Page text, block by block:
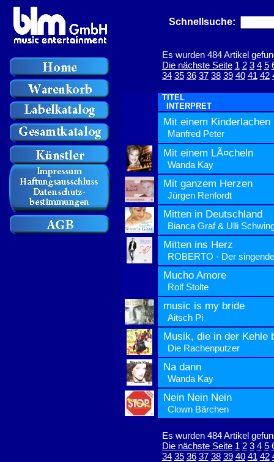
Schnellsuche:
Es wurden 484 Artikel
Die nächste Seite 1 2 3 4 5
34 35 36 37 38 39 40 41 42
TITEL
INTERPRET
Mit einem Kinderlachen
Manfred Peter
Mit einem LÃ¤cheln
Wanda Kay
Mit ganzem Herzen
Jürgen Renfordt
Mitten in Deutschland
Bianca Graf & Ulli
Mitten ins Herz
ROBERTO - Der
Mucho Amore
Rolf Stolte
music is my bride
Aitsch Pi
Musik, die in der Kehle
Die Rachenputzer
Na dann
Wanda Kay
Nein Nein Nein
Clown Bärchen
Es wurden 484 Artikel
Die nächste Seite 1 2 3 4 5
34 35 36 37 38 39 40 41 42